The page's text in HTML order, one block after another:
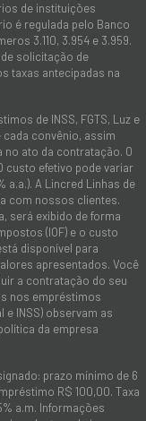
de instituições
é regulada pelo Banco
3.110, 3.954 e 3.959.
solicitação de
taxas antecipadas na
de INSS, FGTS, Luz e
convênio, assim
ato da contratação. O
custo efetivo pode variar
a.a.). A Lincred Linhas de
com nossos clientes.
será exibido de forma
(IOF) e o custo
disponível para
apresentados. Você
a contratação do seu
nos empréstimos
e INSS) observam as
da empresa
prazo mínimo de 6
R$ 100,00. Taxa
a.m. Informações